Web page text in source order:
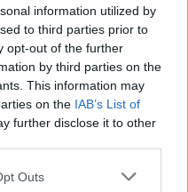
information utilized by
to third parties prior to
opt-out of the further
by third parties on the
This information may
on the IAB’s List of
further disclose it to other
uses one or more Google
Outs
κορυφή της